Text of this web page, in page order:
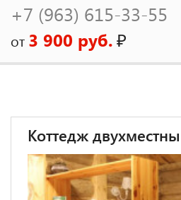
+7 (963) 615-33-55
от 3 900 руб.₽
Коттедж